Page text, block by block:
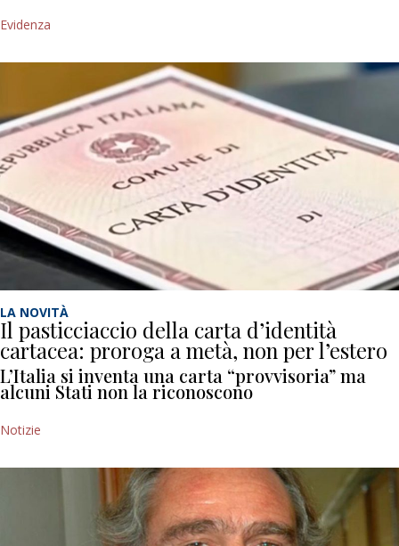
Evidenza
LA NOVITÀ
Il pasticciaccio della carta d’identità
cartacea: proroga a metà, non per l’estero
L’Italia si inventa una carta “provvisoria” ma
alcuni Stati non la riconoscono
Notizie